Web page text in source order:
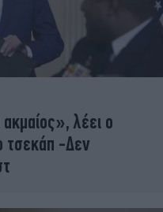
λέει ο
τσεκάπ -Δεν